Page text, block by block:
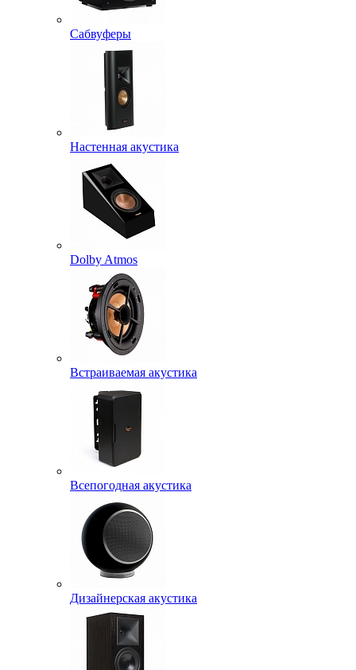
Сабвуферы
Настенная акустика
Dolby Atmos
Встраиваемая акустика
Всепогодная акустика
Дизайнерская акустика